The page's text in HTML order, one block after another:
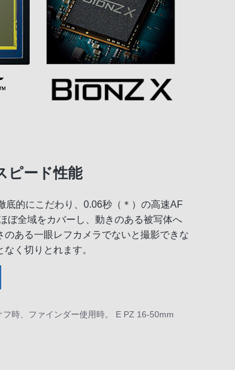
ピード性能
底的にこだわり、0.06秒（＊）の高速AF
ぼ全域をカバーし、動きのある被写体へ
ある一眼レフカメラでないと撮影できな
く切りとれます。
時、ファインダー使用時。 E PZ 16-50mm